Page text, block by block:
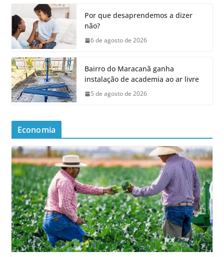
Por que desaprendemos a dizer
não?
6 de agosto de 2026
Bairro do Maracanã ganha
instalação de academia ao ar livre
5 de agosto de 2026
Economia